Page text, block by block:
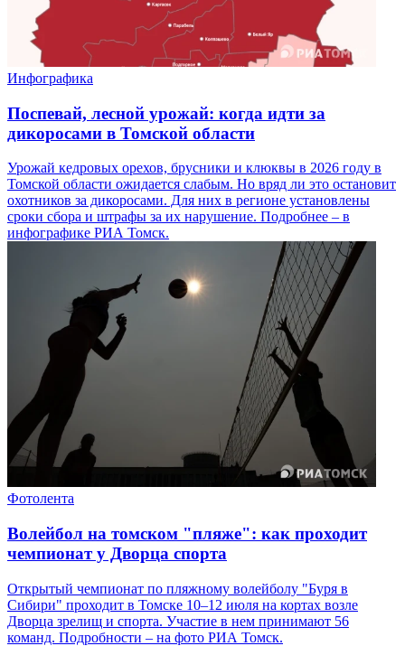
Инфографика
Поспевай, лесной урожай: когда идти за
дикоросами в Томской области
Урожай кедровых орехов, брусники и клюквы в 2026 году в
Томской области ожидается слабым. Но вряд ли это остановит
охотников за дикоросами. Для них в регионе установлены
сроки сбора и штрафы за их нарушение. Подробнее – в
инфографике РИА Томск.
Фотолента
Волейбол на томском "пляже": как проходит
чемпионат у Дворца спорта
Открытый чемпионат по пляжному волейболу "Буря в
Сибири" проходит в Томске 10–12 июля на кортах возле
Дворца зрелищ и спорта. Участие в нем принимают 56
команд. Подробности – на фото РИА Томск.